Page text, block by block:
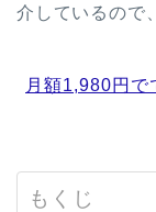
介しているので
月額1,980円で
もくじ